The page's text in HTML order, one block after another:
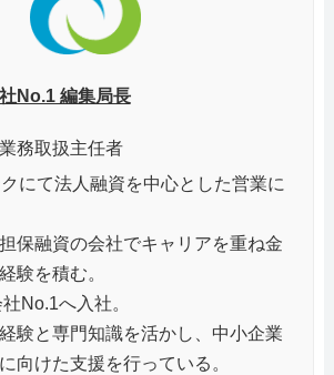
No.1 編集局長
務取扱主任者
にて法人融資を中心とした営業に
保融資の会社でキャリアを重ね金
験を積む。
No.1へ入社。
験と専門知識を活かし、中小企業
向けた支援を行っている。